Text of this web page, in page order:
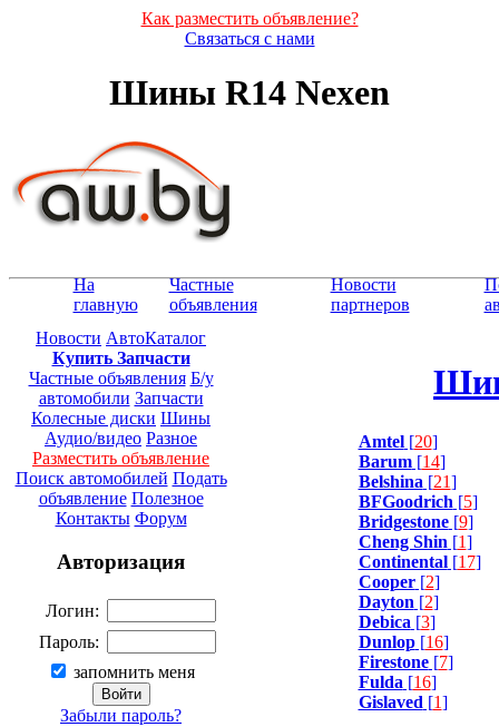
Как разместить объявление?
Связаться с нами
Шины R14 Nexen
На
главную
Частные
объявления
Новости
партнеров
Новости АвтоКаталог
Купить Запчасти
Частные объявления Б/у
автомобили Запчасти
Колесные диски Шины
Аудио/видео Разное
Разместить объявление
Поиск автомобилей Подать
объявление Полезное
Контакты Форум
Авторизация
Логин:
Пароль:
запомнить меня
Забыли пароль?
Amtel[20]
Barum[14]
Belshina [21]
BFGoodrich [5]
Bridgestone[9]
Cheng Shin [1]
Continental[17]
Cooper[2]
Dayton [2]
Debica [3]
Dunlop[16]
Firestone[7]
Fulda [16]
Gislaved [1]